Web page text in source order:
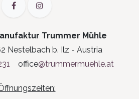
Trummer Mühle
Nestelbach b. Ilz - Austria
office@trummermuehle.at